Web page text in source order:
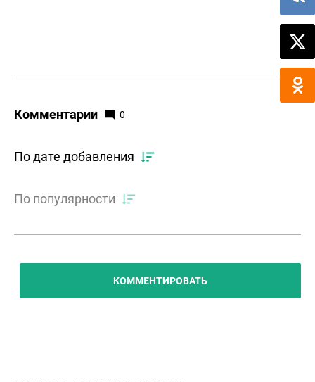
Комментарии 0
По дате добавления
По популярности
КОММЕНТИРОВАТЬ